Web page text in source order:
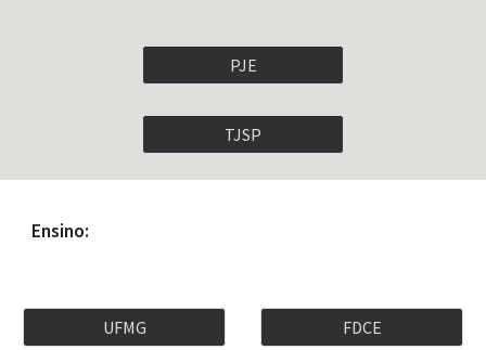
PJE
TJSP
Ensino:
UFMG FDCE